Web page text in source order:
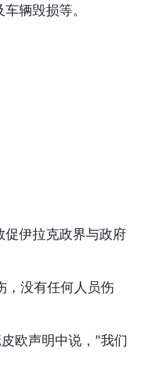
辆毁损等。
促伊拉克政界与政府
，没有任何人员伤
欧声明中说，"我们